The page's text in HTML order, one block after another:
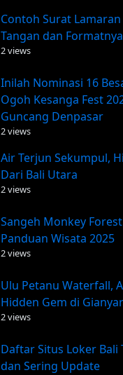
Contoh Surat Lamaran
Tangan dan Formatnya
2 views
Inilah Nominasi 16
Ogoh Kesanga Fest
Guncang Denpasar
2 views
Air Terjun Sekumpul,
Dari Bali Utara
2 views
Sangeh Monkey
Panduan Wisata 2025
2 views
Ulu Petanu Waterfall,
Hidden Gem di Gianyar
2 views
Daftar Situs Loker Bali
dan Sering Update